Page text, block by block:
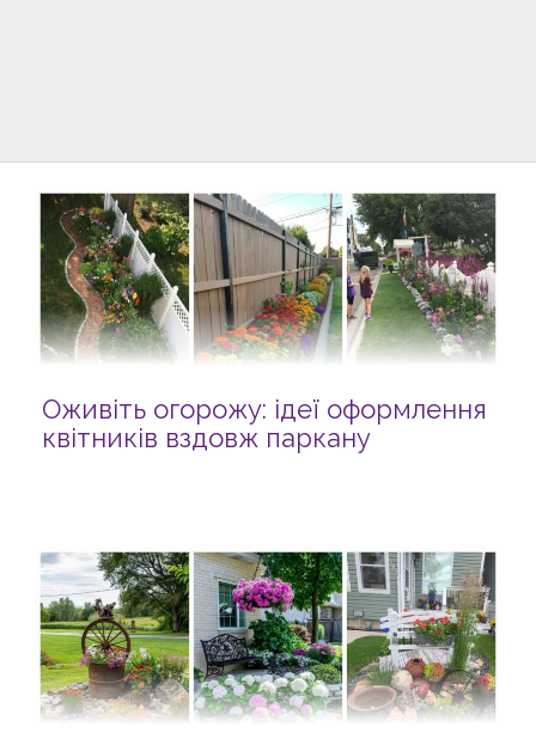
Оживіть огорожу: ідеї оформлення
квітників вздовж паркану